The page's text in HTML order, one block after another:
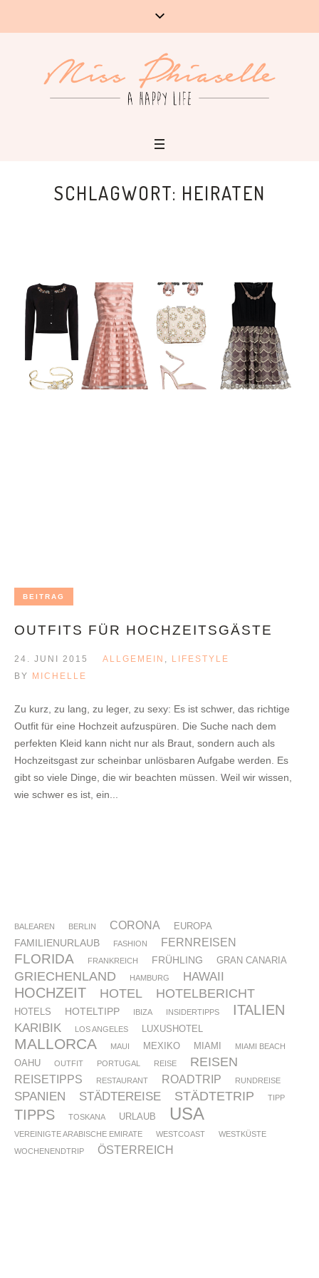
SCHLAGWORT: HEIRATEN
BEITRAG
OUTFITS FÜR HOCHZEITSGÄSTE
24. JUNI 2015 ALLGEMEIN
LIFESTYLE
BY MICHELLE
Zu kurz, zu lang, zu leger, zu sexy: Es ist schwer, das richtige
Outfit für eine Hochzeit aufzuspüren. Die Suche nach dem
perfekten Kleid kann nicht nur als Braut, sondern auch als
Hochzeitsgast zur scheinbar unlösbaren Aufgabe werden. Es
gibt so viele Dinge, die wir beachten müssen. Weil wir wissen,
wie schwer es ist, ein...
BALEAREN BERLIN CORONA EUROPA
FAMILIENURLAUB FASHION FERNREISEN
FLORIDA FRANKREICH FRÜHLING GRAN CANARIA
GRIECHENLAND HAMBURG HAWAII
HOCHZEIT HOTEL HOTELBERICHT
HOTELS HOTELTIPP IBIZA INSIDERTIPPS ITALIEN
KARIBIK LOS ANGELES LUXUSHOTEL
MALLORCA MAUI MEXIKO MIAMI MIAMI BEACH
OAHU OUTFIT PORTUGAL REISE REISEN
REISETIPPS RESTAURANT ROADTRIP RUNDREISE
SPANIEN STÄDTEREISE STÄDTETRIP TIPP
TIPPS TOSKANA URLAUB USA
VEREINIGTE ARABISCHE EMIRATE WESTCOAST
WESTKÜSTE
WOCHENENDTRIP
ÖSTERREICH